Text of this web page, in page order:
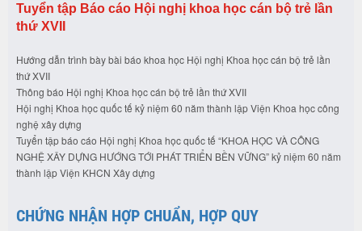
Tuyển tập Báo cáo Hội nghị khoa học cán bộ trẻ lần
thứ XVII
Hướng dẫn trình bày bài báo khoa học Hội nghị Khoa học cán bộ trẻ lần
thứ XVII
Thông báo Hội nghị Khoa học cán bộ trẻ lần thứ XVII
Hội nghị Khoa học quốc tế kỷ niệm 60 năm thành lập Viện Khoa học công
nghệ xây dựng
Tuyển tập báo cáo Hội nghị Khoa học quốc tế “KHOA HỌC VÀ CÔNG
NGHỆ XÂY DỰNG HƯỚNG TỚI PHÁT TRIỂN BỀN VỮNG” kỷ niệm 60 năm
thành lập Viện KHCN Xây dựng
CHỨNG NHẬN HỢP CHUẨN, HỢP QUY